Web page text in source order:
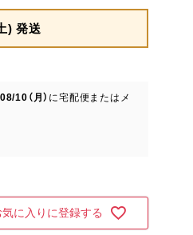
) 発送
10（月） に宅配便またはメ
気に入りに登録する